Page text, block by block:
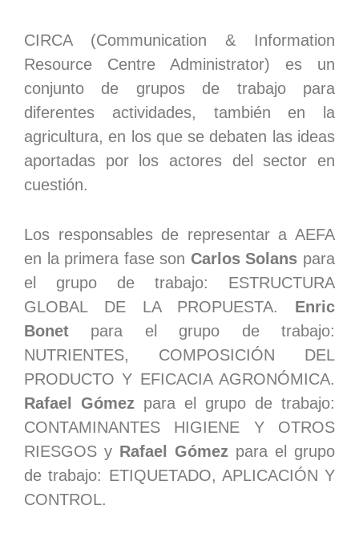
CIRCA (Communication & Information
Resource Centre Administrator) es un
conjunto de grupos de trabajo para
diferentes actividades, también en la
agricultura, en los que se debaten las ideas
aportadas por los actores del sector en
cuestión.
Los responsables de representar a AEFA
en la primera fase son Carlos Solans para
el grupo de trabajo: ESTRUCTURA
GLOBAL DE LA PROPUESTA. Enric
Bonet para el grupo de trabajo:
NUTRIENTES, COMPOSICIÓN DEL
PRODUCTO Y EFICACIA AGRONÓMICA.
Rafael Gómez para el grupo de trabajo:
CONTAMINANTES HIGIENE Y OTROS
RIESGOS y Rafael Gómez para el grupo
de trabajo: ETIQUETADO, APLICACIÓN Y
CONTROL.